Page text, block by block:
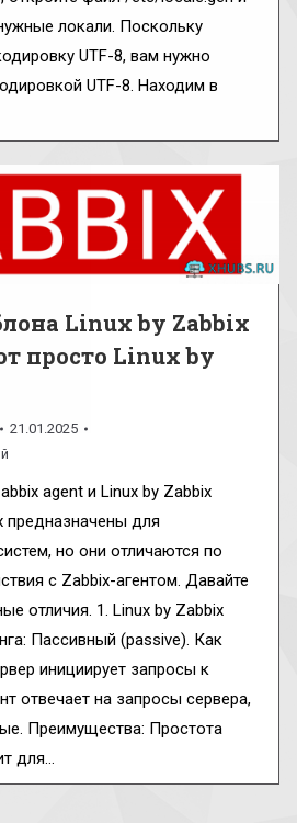
локали. Поскольку
UTF-8, вам нужно
UTF-8. Находим в
Linux by Zabbix
просто Linux by
21.01.2025
agent и Linux by Zabbix
предназначены для
но они отличаются по
с Zabbix-агентом. Давайте
отличия. 1. Linux by Zabbix
Пассивный (passive). Как
инициирует запросы к
отвечает на запросы сервера,
Преимущества: Простота
для…